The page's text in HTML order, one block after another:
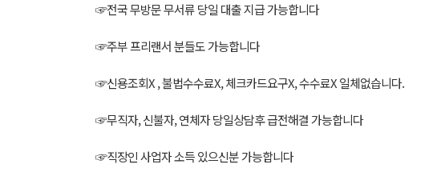
☞전국 무방문 무서류 당일 대출 지급 가능합니다
☞주부 프리랜서 분들도 가능합니다
☞신용조회X , 불법수수료X, 체크카드요구X, 수수료X 일체없습니다.
☞무직자, 신불자, 연체자 당일상담후 급전해결 가능합니다
☞직장인 사업자 소득 있으신분 가능합니다